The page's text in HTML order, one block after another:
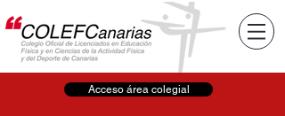
Acceso área colegial